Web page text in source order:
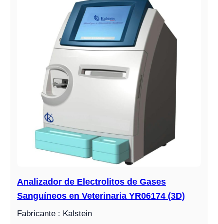
Analizador de Electrolitos de Gases
Sanguíneos en Veterinaria YR06174 (3D)
Fabricante : Kalstein